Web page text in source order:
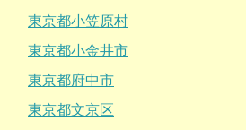
東京都小笠原村
東京都小金井市
東京都府中市
東京都文京区